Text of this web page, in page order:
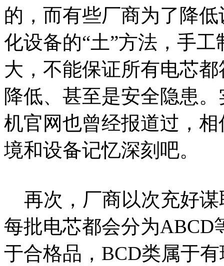
的，而有些厂商为了降
化设备的“土”方法，手
大，不能保证所有电芯
降低、甚至是安全隐患
机官网也曾经报道过，
境和设备记忆深刻吧。
再次，厂商以次充好
每批电芯都会分为ABCD
于合格品，BCD类属于